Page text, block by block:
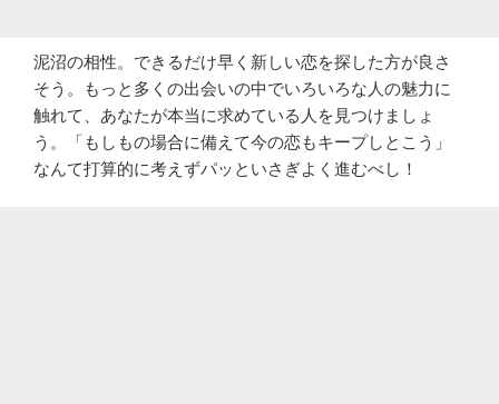
泥沼の相性。できるだけ早く新しい恋を探した方が良さ
そう。もっと多くの出会いの中でいろいろな人の魅力に
触れて、あなたが本当に求めている人を見つけましょ
う。「もしもの場合に備えて今の恋もキープしとこう」
なんて打算的に考えずパッといさぎよく進むべし！